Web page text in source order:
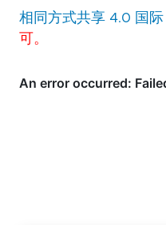
相同方式共享 4.0 国
可。